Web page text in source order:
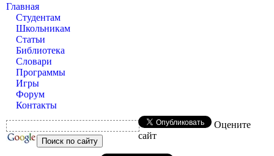
Главная
Студентам
Школьникам
Статьи
Библиотека
Словари
Программы
Игры
Форум
Контакты
Оцените
сайт